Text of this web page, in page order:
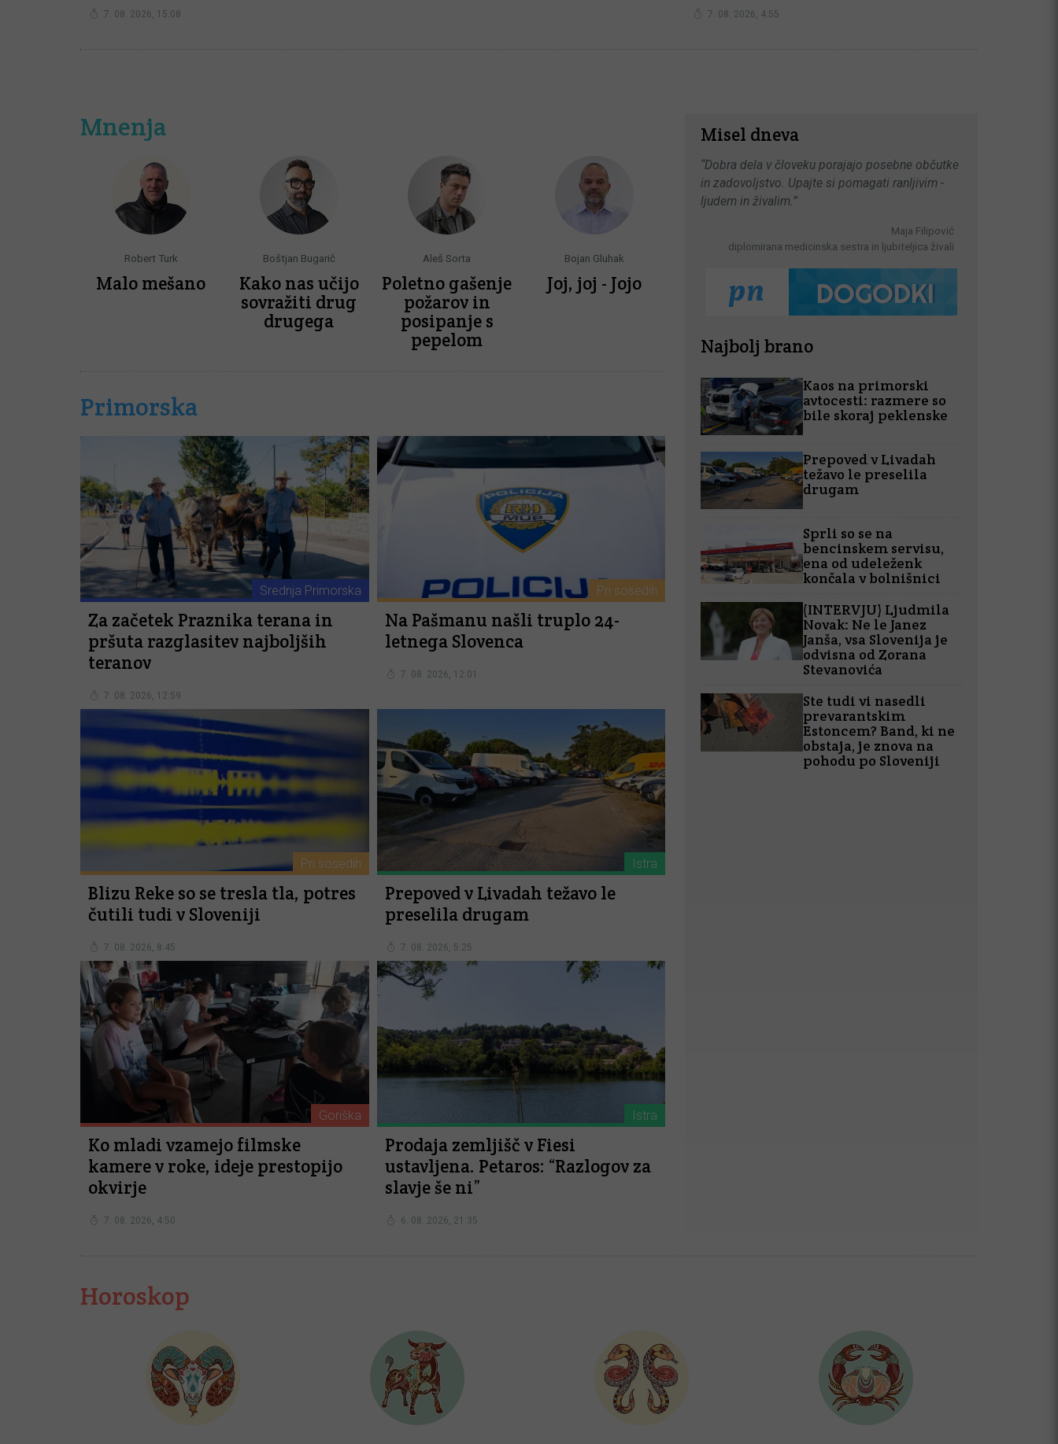
7. 08. 2026, 15:08 7. 08. 2026, 4:55
Mnenja
Robert Turk
Malo mešano
Boštjan Bugarič
Kako nas učijo
sovražiti drug
drugega
Aleš Sorta
Poletno gašenje
požarov in
posipanje s
pepelom
Bojan Gluhak
Joj, joj - Jojo
Primorska
Srednja Primorska
Za začetek Praznika terana in
pršuta razglasitev najboljših
teranov
7. 08. 2026, 12:59
Pri sosedih
Na Pašmanu našli truplo 24-
letnega Slovenca
7. 08. 2026, 12:01
Pri sosedih
Blizu Reke so se tresla tla, potres
čutili tudi v Sloveniji
7. 08. 2026, 8:45
Istra
Prepoved v Livadah težavo le
preselila drugam
7. 08. 2026, 5:25
Goriška
Ko mladi vzamejo filmske
kamere v roke, ideje prestopijo
okvirje
7. 08. 2026, 4:50
Istra
Prodaja zemljišč v Fiesi
ustavljena. Petaros: “Razlogov za
slavje še ni”
6. 08. 2026, 21:35
Misel dneva
“Dobra dela v človeku porajajo posebne občutke
in zadovoljstvo. Upajte si pomagati ranljivim -
ljudem in živalim.”
Maja Filipović
diplomirana medicinska sestra in ljubiteljica živali
Najbolj brano
Kaos na primorski
avtocesti: razmere so
bile skoraj peklenske
Prepoved v Livadah
težavo le preselila
drugam
Sprli so se na
bencinskem servisu,
ena od udeleženk
končala v bolnišnici
(INTERVJU) Ljudmila
Novak: Ne le Janez
Janša, vsa Slovenija je
odvisna od Zorana
Stevanovića
Ste tudi vi nasedli
prevarantskim
Estoncem? Band, ki ne
obstaja, je znova na
pohodu po Sloveniji
Horoskop